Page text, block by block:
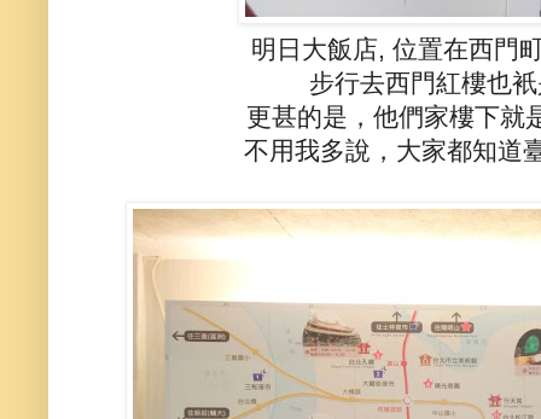
明日大飯店, 位置在西門
步行去西門紅樓也
更甚的是，他們家樓下就
不用我多說，大家都知道